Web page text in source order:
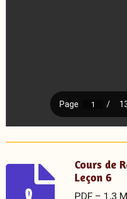
Cours de
Leçon 6
PDF – 1,3